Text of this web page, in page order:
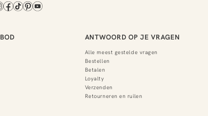
ANTWOORD OP JE VRAGEN
Alle meest gestelde vragen
Bestellen
Betalen
Loyalty
Verzenden
Retourneren en ruilen